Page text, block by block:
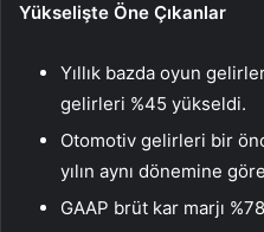
Yükselişte Öne Çıkanlar
Yıllık bazda oyun
gelirleri %45 yükseldi.
Otomotiv gelirleri bir
yılın aynı dönemine
GAAP brüt kar marjı